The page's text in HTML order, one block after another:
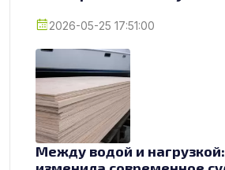
2026-05-25 17:51:00
Между водой и